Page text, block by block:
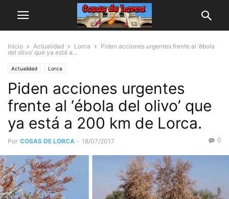
Inicio Actualidad Lorca
Piden acciones urgentes frente al ‘ébola
del olivo’ que ya está a...
Actualidad Lorca
Piden acciones urgentes
frente al ‘ébola del olivo’ que
ya está a 200 km de Lorca.
Por COSAS DE LORCA - 18/07/2017 0